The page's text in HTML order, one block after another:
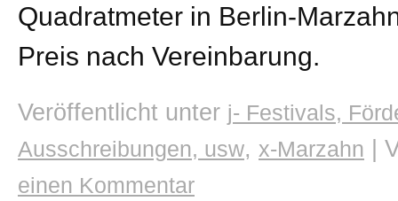
Quadratmeter in Berlin-
Preis nach Vereinbarung.
Veröffentlicht unter j- Festivals,
Ausschreibungen, usw, x-Marzahn |
einen Kommentar